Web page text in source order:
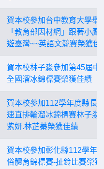
賀本校參加台中教育大學舉
「教育部因材網」跟著小鷹
遊臺灣~~英語文競賽榮獲佳
賀本校林子淼參加第45屆中
全國溜冰錦標賽榮獲佳績
賀本校參加112學年度縣長
速直排輪溜冰錦標賽林子淼.
紫妍.林芷蓁榮獲佳績
賀本校參加彰化縣112學年
俗體育錦標賽-扯鈴比賽榮獲